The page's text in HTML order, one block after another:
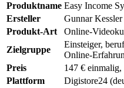
Produktname Easy Income
Ersteller
Gunnar
Produkt-Art
Online-
Zielgruppe
Einsteiger,
Online-
Preis
147 €
Plattform
Digistore24